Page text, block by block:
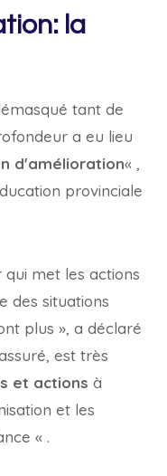
la
tant de
a eu lieu
d'amélioration« ,
provinciale
met les actions
des situations
plus », a déclaré
est très
et actions à
et les
« .